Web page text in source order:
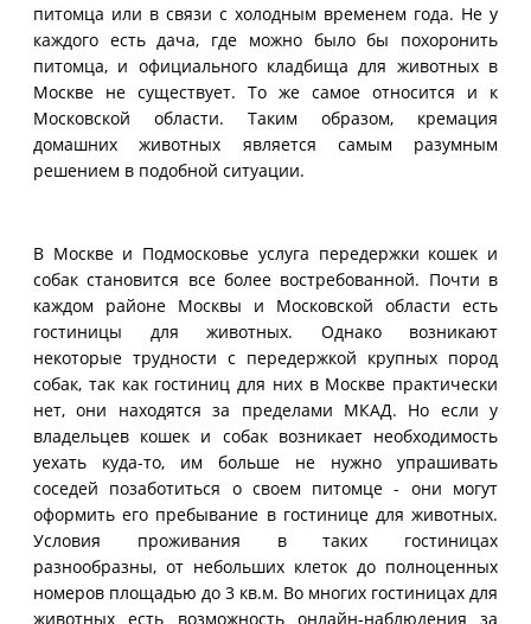
питомца или в связи с холодным временем года. Не у
каждого есть дача, где можно было бы похоронить
питомца, и официального кладбища для животных в
Москве не существует. То же самое относится и к
Московской области. Таким образом, кремация
домашних животных является самым разумным
решением в подобной ситуации.
В Москве и Подмосковье услуга передержки кошек и
собак становится все более востребованной. Почти в
каждом районе Москвы и Московской области есть
гостиницы для животных. Однако возникают
некоторые трудности с передержкой крупных пород
собак, так как гостиниц для них в Москве практически
нет, они находятся за пределами МКАД. Но если у
владельцев кошек и собак возникает необходимость
уехать куда-то, им больше не нужно упрашивать
соседей позаботиться о своем питомце - они могут
оформить его пребывание в гостинице для животных.
Условия проживания в таких гостиницах
разнообразны, от небольших клеток до полноценных
номеров площадью до 3 кв.м. Во многих гостиницах для
животных есть возможность онлайн-наблюдения за